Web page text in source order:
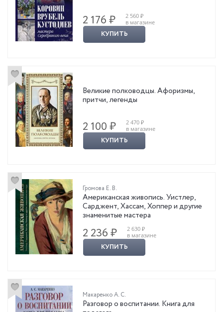
2 176 ₽
2 560 ₽
в магазине
КУПИТЬ
Великие полководцы. Афоризмы,
притчи, легенды
2 100 ₽
2 470 ₽
в магазине
КУПИТЬ
Громова Е. В.
Американская живопись. Уистлер,
Сарджент, Хассам, Хоппер и другие
знаменитые мастера
2 236 ₽
2 630 ₽
в магазине
КУПИТЬ
Макаренко А. С.
Разговор о воспитании. Книга для